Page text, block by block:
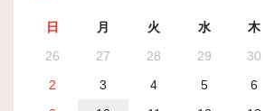
日 月 火 水 木
26
27 28 29 30
2
3 4 5 6